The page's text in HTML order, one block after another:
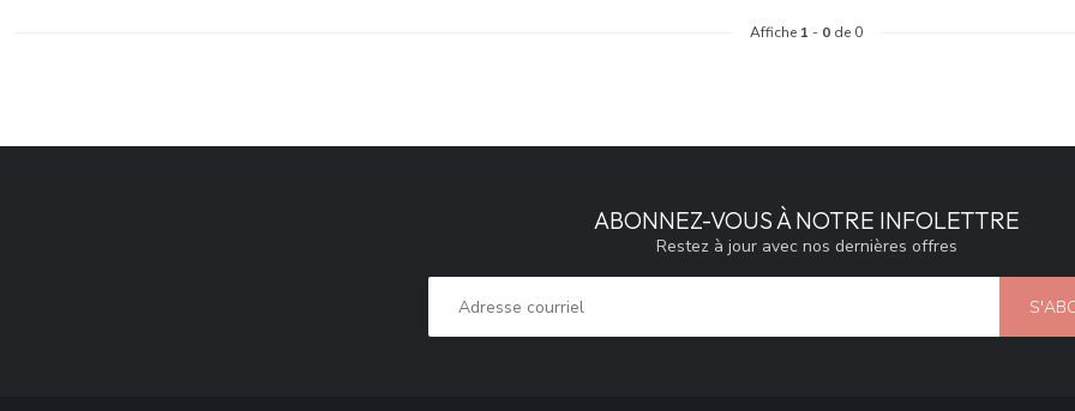
Affiche 1 - 0 de 0
ABONNEZ-VOUS À NOTRE INFOLETTRE
Restez à jour avec nos dernières offres